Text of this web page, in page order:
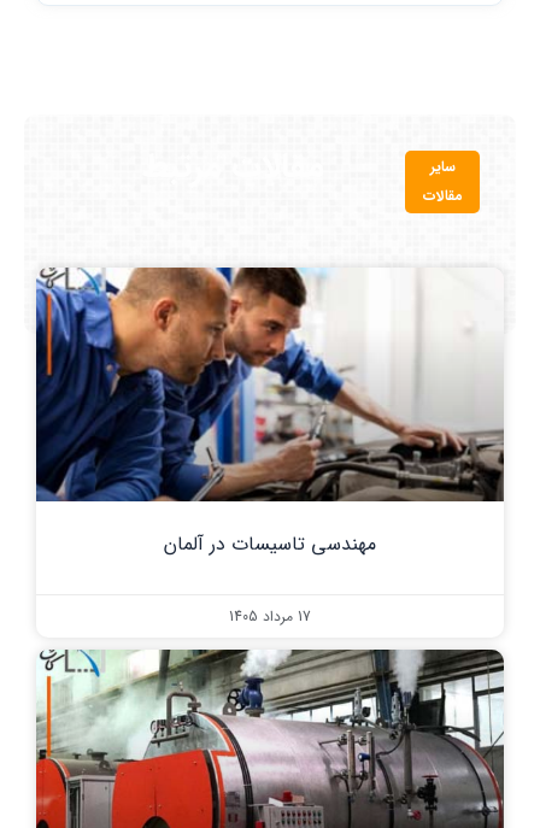
سایر
مقالات
مهندسی تاسیسات در آلمان
17 مرداد 1405